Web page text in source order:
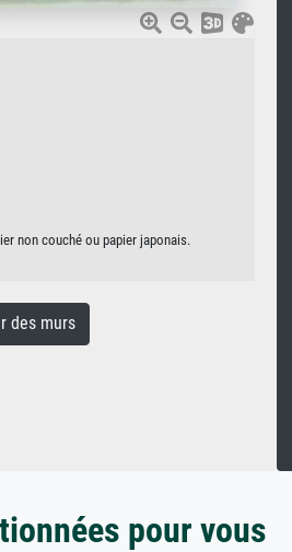
non couché ou papier japonais.
des murs
pour vous